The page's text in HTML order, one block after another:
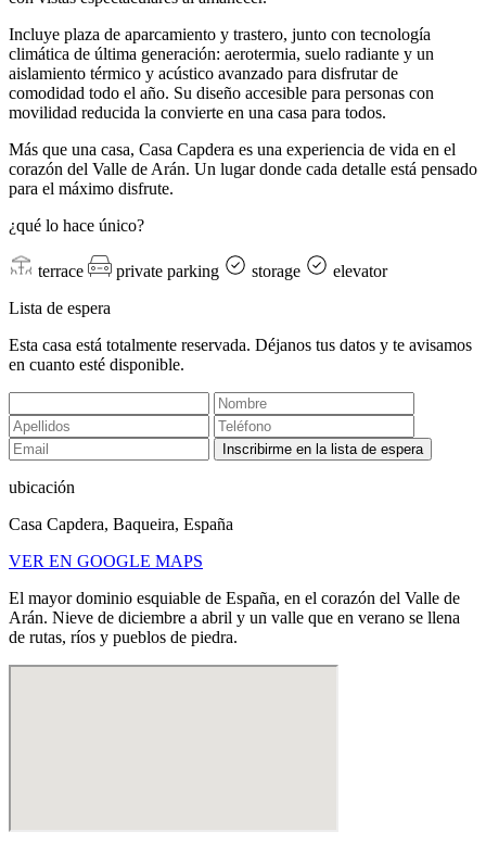
Incluye plaza de aparcamiento y trastero, junto con tecnología
climática de última generación: aerotermia, suelo radiante y un
aislamiento térmico y acústico avanzado para disfrutar de
comodidad todo el año. Su diseño accesible para personas con
movilidad reducida la convierte en una casa para todos.
Más que una casa, Casa Capdera es una experiencia de vida en el
corazón del Valle de Arán. Un lugar donde cada detalle está pensado
para el máximo disfrute.
¿qué lo hace único?
terrace private parking storage
elevator
Lista de espera
Esta casa está totalmente reservada. Déjanos tus datos y te avisamos
en cuanto esté disponible.
Inscribirme en la lista de espera
ubicación
Casa Capdera, Baqueira, España
VER EN GOOGLE MAPS
El mayor dominio esquiable de España, en el corazón del Valle de
Arán. Nieve de diciembre a abril y un valle que en verano se llena
de rutas, ríos y pueblos de piedra.